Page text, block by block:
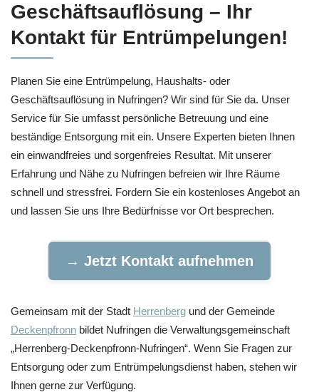
Geschäftsauflösung – Ihr
Kontakt für Entrümpelungen!
Planen Sie eine Entrümpelung, Haushalts- oder
Geschäftsauflösung in Nufringen? Wir sind für Sie da. Unser
Service für Sie umfasst persönliche Betreuung und eine
beständige Entsorgung mit ein. Unsere Experten bieten Ihnen
ein einwandfreies und sorgenfreies Resultat. Mit unserer
Erfahrung und Nähe zu Nufringen befreien wir Ihre Räume
schnell und stressfrei. Fordern Sie ein kostenloses Angebot an
und lassen Sie uns Ihre Bedürfnisse vor Ort besprechen.
→ Jetzt Kontakt aufnehmen
Gemeinsam mit der Stadt Herrenberg und der Gemeinde
Deckenpfronn bildet Nufringen die Verwaltungsgemeinschaft
„Herrenberg-Deckenpfronn-Nufringen“. Wenn Sie Fragen zur
Entsorgung oder zum Entrümpelungsdienst haben, stehen wir
Ihnen gerne zur Verfügung.